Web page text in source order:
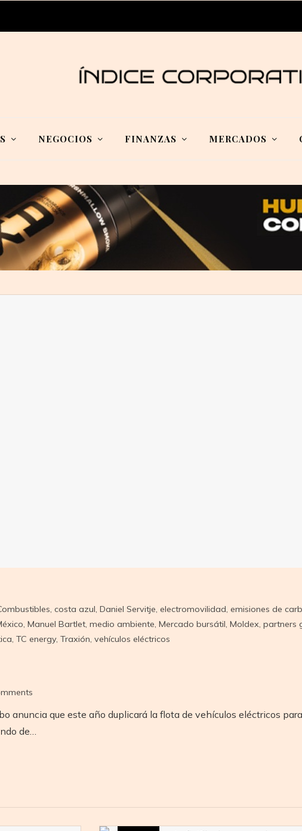
NEGOCIOS FINANZAS MERCADOS
, costa azul, Daniel Servitje, electromovilidad, emisiones de
, Manuel Bartlet, medio ambiente, Mercado bursátil, Moldex, partners
, TC energy, Traxión, vehículos eléctricos
anuncia que este año duplicará la flota de vehículos eléctricos
de…